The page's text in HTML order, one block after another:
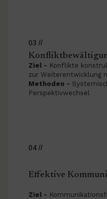
03 //
Ziel - Konflikte
zur Weiterentwicklung
Methoden -
Perspektivwechsel
04 //
Effektive
Ziel -